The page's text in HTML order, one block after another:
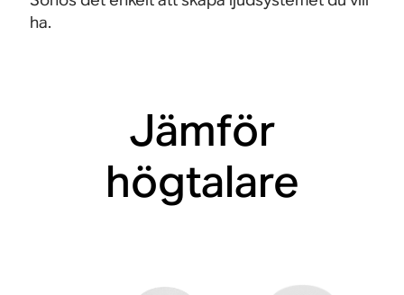
ha.
Jämför
högtalare